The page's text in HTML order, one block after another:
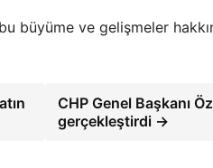
büyüme ve gelişmeler
CHP Genel Başkanı
gerçekleştirdi →